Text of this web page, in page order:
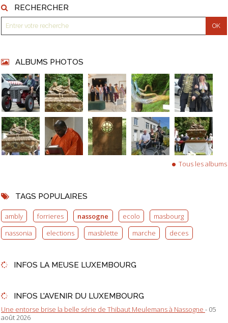
RECHERCHER
ALBUMS PHOTOS
Tous les albums
TAGS POPULAIRES
ambly forrieres nassogne ecolo
masbourg
nassonia
elections masblette marche deces
INFOS LA MEUSE LUXEMBOURG
INFOS L'AVENIR DU LUXEMBOURG
Une entorse brise la belle série de Thibaut Meulemans à Nassogne - 05
août 2026